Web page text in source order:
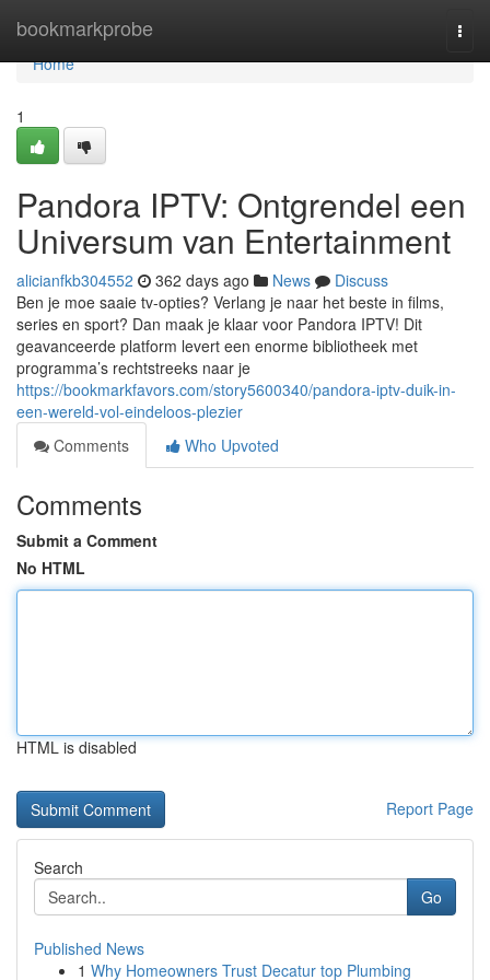
bookmarkprobe
Home
Home
1
Pandora IPTV: Ontgrendel een
Universum van Entertainment
alicianfkb304552 362 days ago News
Discuss
Ben je moe saaie tv-opties? Verlang je naar het beste in films,
series en sport? Dan maak je klaar voor Pandora IPTV! Dit
geavanceerde platform levert een enorme bibliotheek met
programma’s rechtstreeks naar je
https://bookmarkfavors.com/story5600340/pandora-iptv-duik-in-
een-wereld-vol-eindeloos-plezier
Comments
Who Upvoted
Comments
Submit a Comment
No HTML
HTML is disabled
Report Page
Search
Go
Published News
1 Why Homeowners Trust Decatur top Plumbing